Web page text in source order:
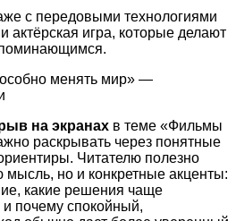
с передовыми технологиями
актёрская игра, которые делают
менять мир» —
на экранах в теме «Фильмы
раскрывать через понятные
Читателю полезно
мысль, но и конкретные акценты:
какие решения чаще
почему спокойный,